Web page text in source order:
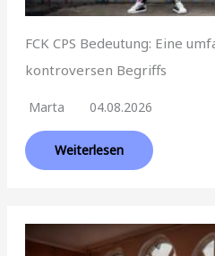
FCK CPS Bedeutung: Eine
kontroversen Begriffs
Marta 04.08.2026
Weiterlesen